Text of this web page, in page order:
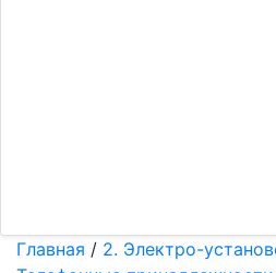
Главная / 2. Электро-